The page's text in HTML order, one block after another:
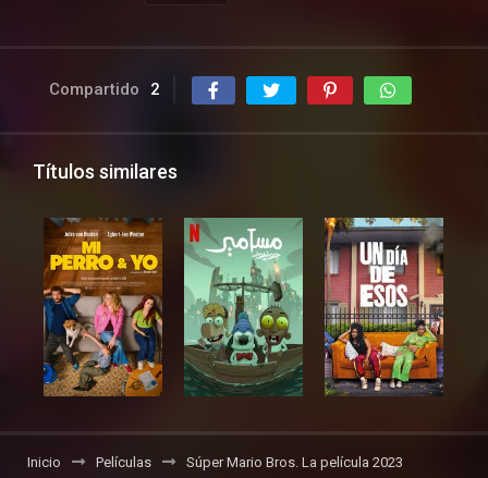
Compartido 2
Títulos similares
Inicio Películas Súper Mario Bros. La película 2023